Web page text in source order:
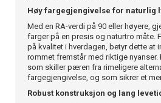
Høy fargegjengivelse for naturlig
Med en RA-verdi på 90 eller høyere,
farger på en presis og naturtro måte.
på kvalitet i hverdagen, betyr dette at
rommet fremstår med riktige nyanser.
som skiller pæren fra rimeligere
fargegjengivelse, og som sikrer et
Robust konstruksjon og lang